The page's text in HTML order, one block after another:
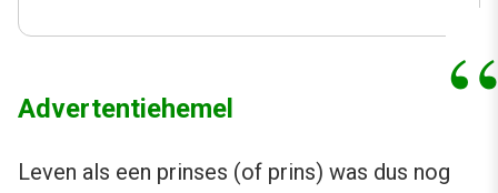
Advertentiehemel
Leven als een prinses (of prins) was dus nog